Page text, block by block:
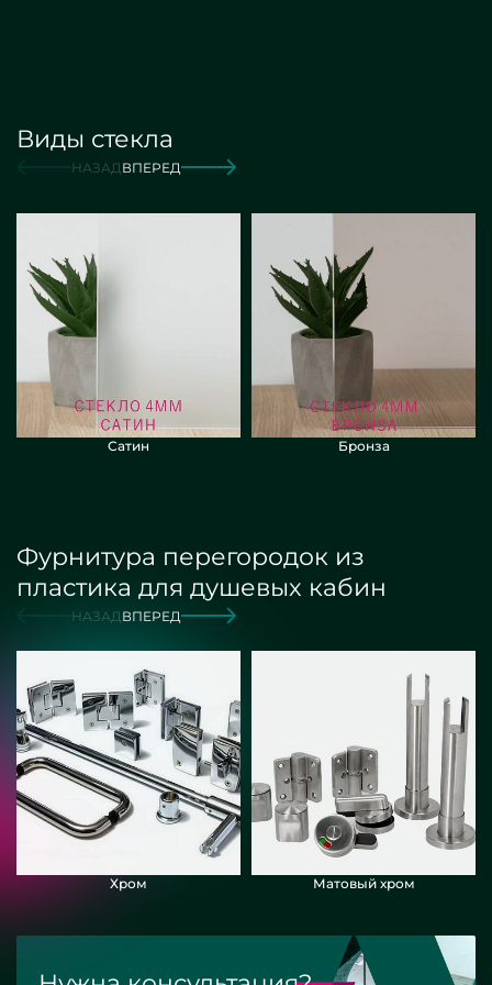
от 16 000 руб./м2
Виды стекла
НАЗАД ВПЕРЕД
Сатин Бронза
Фурнитура перегородок из
пластика для душевых кабин
НАЗАД ВПЕРЕД
Хром Матовый хром